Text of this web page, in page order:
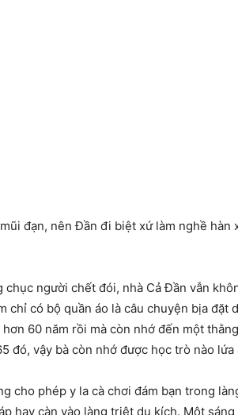
đạn, nên Đần đi biệt xứ làm nghề
chục người chết đói, nhà Cả Đần vẫn
chỉ có bộ quần áo là câu chuyện bịa
60 năm rồi mà còn nhớ đến một
đó, vậy bà còn nhớ được học trò nào
cho phép y la cà chơi đám bạn trong
hay càn vào làng triệt du kích. Một